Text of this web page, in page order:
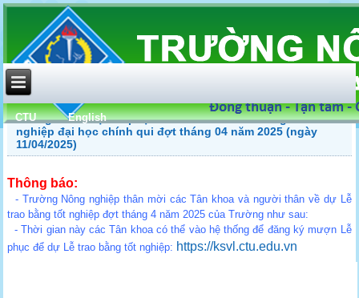
CTU English
Thông báo mượn lễ phục và tổ chức lễ trao bằng tốt
nghiệp đại học chính qui đợt tháng 04 năm 2025 (ngày
11/04/2025)
Thông báo:
- Trường Nông nghiệp thân mời các Tân khoa và người thân về dự Lễ
trao bằng tốt nghiệp đợt tháng 4 năm 2025 của Trường như sau:
- Thời gian này các Tân khoa có thể vào hệ thống để đăng ký mượn Lễ
phục để dự Lễ trao bằng tốt nghiệp: https://ksvl.ctu.edu.vn